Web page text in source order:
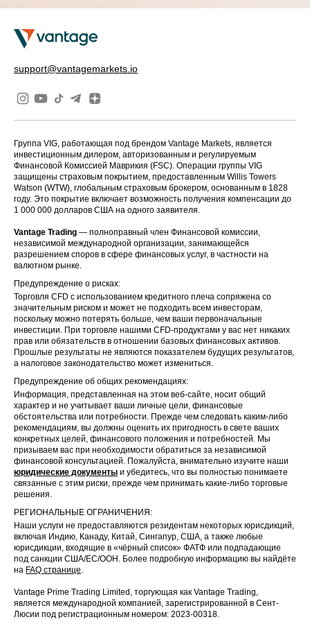
support@vantagemarkets.io
Группа VIG, работающая под брендом Vantage Markets, является
инвестиционным дилером, авторизованным и регулируемым
Финансовой Комиссией Маврикия (FSC). Операции группы VIG
защищены страховым покрытием, предоставленным Willis Towers
Watson (WTW), глобальным страховым брокером, основанным в 1828
году. Это покрытие включает возможность получения компенсации до
1 000 000 долларов США на одного заявителя.
Vantage Trading — полноправный член Финансовой комиссии,
независимой международной организации, занимающейся
разрешением споров в сфере финансовых услуг, в частности на
валютном рынке.
Предупреждение о рисках:
Торговля CFD с использованием кредитного плеча сопряжена со
значительным риском и может не подходить всем инвесторам,
поскольку можно потерять больше, чем ваши первоначальные
инвестиции. При торговле нашими CFD-продуктами у вас нет никаких
прав или обязательств в отношении базовых финансовых активов.
Прошлые результаты не являются показателем будущих результатов,
а налоговое законодательство может измениться.
Предупреждение об общих рекомендациях:
Информация, представленная на этом веб-сайте, носит общий
характер и не учитывает ваши личные цели, финансовые
обстоятельства или потребности. Прежде чем следовать каким-либо
рекомендациям, вы должны оценить их пригодность в свете ваших
конкретных целей, финансового положения и потребностей. Мы
призываем вас при необходимости обратиться за независимой
финансовой консультацией. Пожалуйста, внимательно изучите наши
юридические документы и убедитесь, что вы полностью понимаете
связанные с этим риски, прежде чем принимать какие-либо торговые
решения.
РЕГИОНАЛЬНЫЕ ОГРАНИЧЕНИЯ:
Наши услуги не предоставляются резидентам некоторых юрисдикций,
включая Индию, Канаду, Китай, Сингапур, США, а также любые
юрисдикции, входящие в «чёрный список» ФАТФ или подпадающие
под санкции США/ЕС/ООН. Более подробную информацию вы найдёте
на FAQ странице.
Vantage Prime Trading Limited, торгующая как Vantage Trading,
является международной компанией, зарегистрированной в Сент-
Люсии под регистрационным номером: 2023-00318.